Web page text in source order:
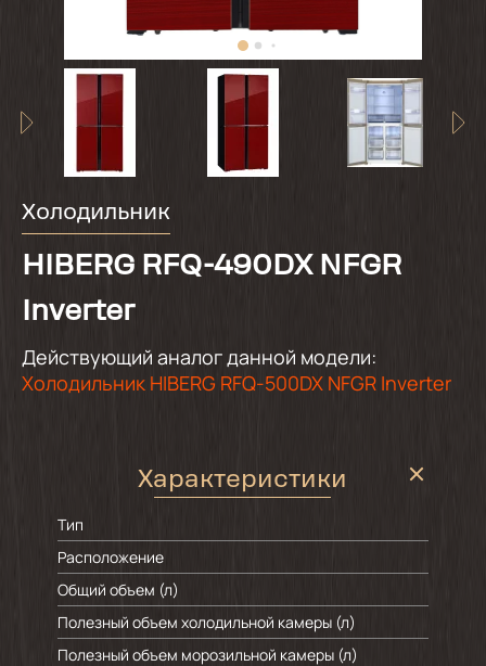
Холодильник
HIBERG RFQ-490DX NFGR
Inverter
Действующий аналог данной модели:
Холодильник HIBERG RFQ-500DX NFGR Inverter
Характеристики
Тип
Расположение
Общий объем (л)
Полезный объем холодильной камеры (л)
Полезный объем морозильной камеры (л)